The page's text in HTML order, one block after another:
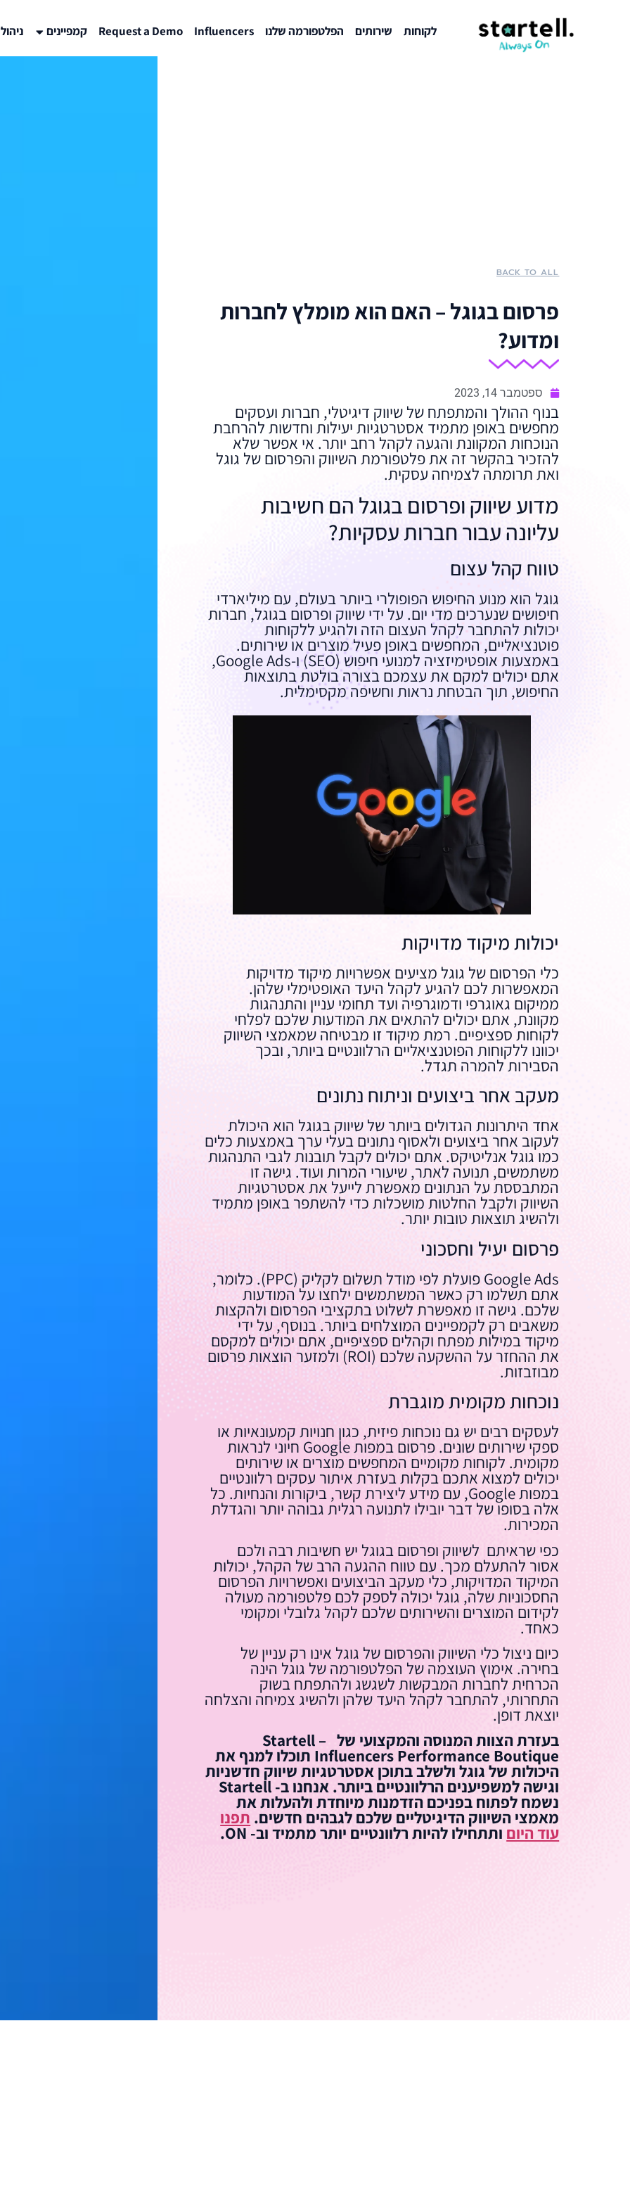
לקוחות שירותים הפלטפורמה שלנו Influencers
Request a Demo קמפיינים
BACK TO ALL
פרסום בגוגל – האם הוא מומלץ לחברות
ומדוע?
ספטמבר 14, 2023
בנוף ההולך והמתפתח של שיווק דיגיטלי, חברות ועסקים
מחפשים באופן מתמיד אסטרטגיות יעילות וחדשות להרחבת
הנוכחות המקוונת והגעה לקהל רחב יותר. אי אפשר שלא
להזכיר בהקשר זה את פלטפורמת השיווק והפרסום של גוגל
ואת תרומתה לצמיחה עסקית.
מדוע שיווק ופרסום בגוגל הם חשיבות
עליונה עבור חברות עסקיות?
טווח קהל עצום
גוגל הוא מנוע החיפוש הפופולרי ביותר בעולם, עם מיליארדי
חיפושים שנערכים מדי יום. על ידי שיווק ופרסום בגוגל, חברות
יכולות להתחבר לקהל העצום הזה ולהגיע ללקוחות
פוטנציאליים, המחפשים באופן פעיל מוצרים או שירותים.
באמצעות אופטימיזציה למנועי חיפוש (SEO) ו-Google Ads,
אתם יכולים למקם את עצמכם בצורה בולטת בתוצאות
החיפוש, תוך הבטחת נראות וחשיפה מקסימלית.
יכולות מיקוד מדויקות
כלי הפרסום של גוגל מציעים אפשרויות מיקוד מדויקות
המאפשרות לכם להגיע לקהל היעד האופטימלי שלהן.
ממיקום גאוגרפי ודמוגרפיה ועד תחומי עניין והתנהגות
מקוונת, אתם יכולים להתאים את המודעות שלכם לפלחי
לקוחות ספציפיים. רמת מיקוד זו מבטיחה שמאמצי השיווק
יכוונו ללקוחות הפוטנציאליים הרלוונטיים ביותר, ובכך
הסבירות להמרה תגדל.
מעקב אחר ביצועים וניתוח נתונים
אחד היתרונות הגדולים ביותר של שיווק בגוגל הוא היכולת
לעקוב אחר ביצועים ולאסוף נתונים בעלי ערך באמצעות כלים
כמו גוגל אנליטיקס. אתם יכולים לקבל תובנות לגבי התנהגות
משתמשים, תנועה לאתר, שיעורי המרות ועוד. גישה זו
המתבססת על הנתונים מאפשרת לייעל את אסטרטגיות
השיווק ולקבל החלטות מושכלות כדי להשתפר באופן מתמיד
ולהשיג תוצאות טובות יותר.
פרסום יעיל וחסכוני
Google Ads פועלת לפי מודל תשלום לקליק (PPC). כלומר,
אתם תשלמו רק כאשר המשתמשים ילחצו על המודעות
שלכם. גישה זו מאפשרת לשלוט בתקציבי הפרסום ולהקצות
משאבים רק לקמפיינים המוצלחים ביותר. בנוסף, על ידי
מיקוד במילות מפתח וקהלים ספציפיים, אתם יכולים למקסם
את ההחזר על ההשקעה שלכם (ROI) ולמזער הוצאות פרסום
מבוזבזות.
נוכחות מקומית מוגברת
לעסקים רבים יש גם נוכחות פיזית, כגון חנויות קמעונאיות או
ספקי שירותים שונים. פרסום במפות Google חיוני לנראות
מקומית. לקוחות מקומיים המחפשים מוצרים או שירותים
יכולים למצוא אתכם בקלות בעזרת איתור עסקים רלוונטיים
במפות Google, עם מידע ליצירת קשר, ביקורות והנחיות. כל
אלה בסופו של דבר יובילו לתנועה רגלית גבוהה יותר והגדלת
המכירות.
כפי שראיתם לשיווק ופרסום בגוגל יש חשיבות רבה ולכם
אסור להתעלם מכך. עם טווח ההגעה הרב של הקהל, יכולות
המיקוד המדויקות, כלי מעקב הביצועים ואפשרויות הפרסום
החסכוניות שלה, גוגל יכולה לספק לכם פלטפורמה מעולה
לקידום המוצרים והשירותים שלכם לקהל גלובלי ומקומי
כאחד.
כיום ניצול כלי השיווק והפרסום של גוגל אינו רק עניין של
בחירה. אימוץ העוצמה של הפלטפורמה של גוגל הינה
הכרחית לחברות המבקשות לשגשג ולהתפתח בשוק
התחרותי, להתחבר לקהל היעד שלהן ולהשיג צמיחה והצלחה
יוצאת דופן.
בעזרת הצוות המנוסה והמקצועי של Startell –
Influencers Performance Boutique תוכלו למנף את
היכולות של גוגל ולשלב בתוכן אסטרטגיות שיווק חדשניות
וגישה למשפיענים הרלוונטיים ביותר. אנחנו ב- Startell
נשמח לפתוח בפניכם הזדמנות מיוחדת ולהעלות את
מאמצי השיווק הדיגיטליים שלכם לגבהים חדשים. תפנו
עוד היום ותתחילו להיות רלוונטיים יותר מתמיד וב- ON.